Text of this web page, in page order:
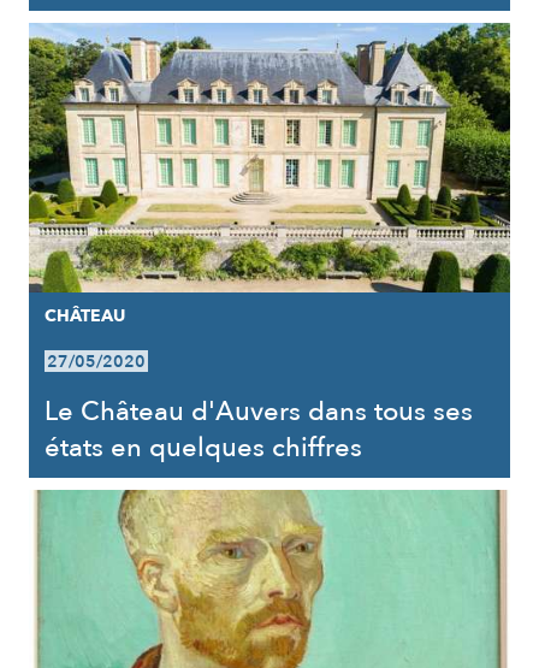
CHÂTEAU
27/05/2020
Le Château d'Auvers dans tous ses
états en quelques chiffres